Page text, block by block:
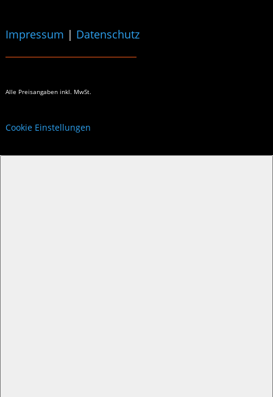
Impressum | Datenschutz
Alle Preisangaben inkl. MwSt.
Cookie Einstellungen